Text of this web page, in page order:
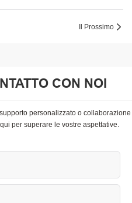
Il Prossimo
CON NOI
personalizzato o collaborazione
per superare le vostre aspettative.